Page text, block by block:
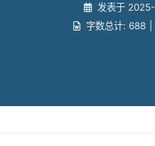
发表于
字数总计: 688